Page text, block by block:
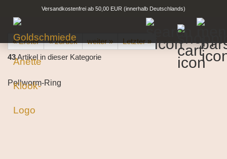
Versandkostenfrei ab 50,00 EUR (innerhalb Deutschlands)
« Erster « zurück weiter »
Letzter »
43Artikel in dieser Kategorie
Pellworm-Ring